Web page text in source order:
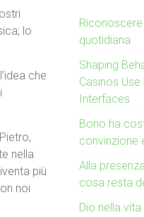
lo
che
nella
più
noi
quotidiana
Shaping
Casinos
Interfaces
Bono ha
convinzione
Alla
cosa resta
Dio nella